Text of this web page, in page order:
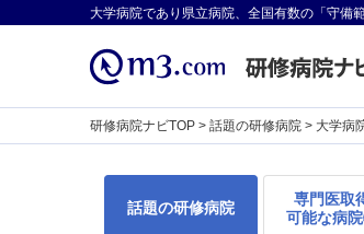
大学病院であり県立病院、全国有数の「守備
研修病院ナビTOP > 話題の研修病院 > 大学病
話題の研修病院
専門医取
可能な病